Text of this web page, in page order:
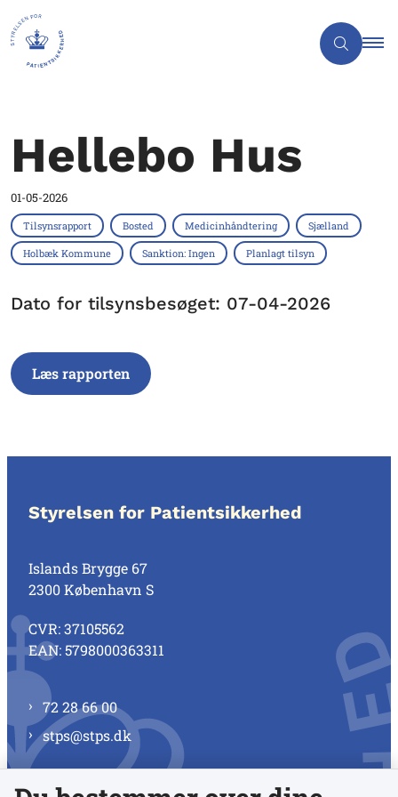
Hellebo Hus
01-05-2026
Tilsynsrapport Bosted Medicinhåndtering Sjælland
Holbæk Kommune Sanktion: Ingen Planlagt tilsyn
Dato for tilsynsbesøget: 07-04-2026
Læs rapporten
Styrelsen for Patientsikkerhed
Islands Brygge 67
2300 København S
CVR: 37105562
EAN: 5798000363311
72 28 66 00
stps@stps.dk